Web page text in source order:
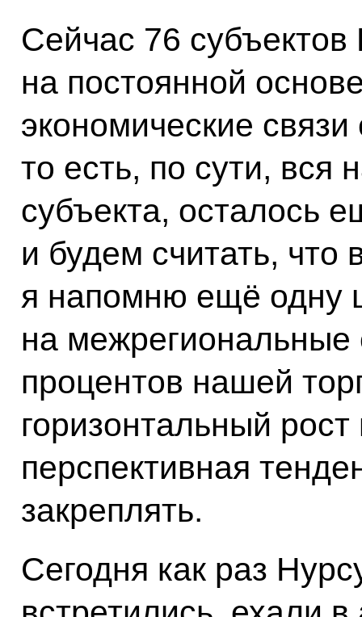
Сейчас 76
на постоянной
экономические
то есть, по сути, вся
субъекта, осталось
и будем считать, что
я напомню ещё одну
на межрегиональные
процентов нашей
горизонтальный
перспективная
закреплять.
Сегодня как раз